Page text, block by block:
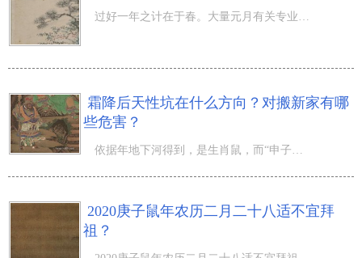
过好一年之计在于春。大量元月有关专业知识，请关心。 1、阴历（农历）正月十二是哪一天？ 阴历 一九年 元
霜降后天性坑在什么方向？对搬新家有哪
些危害？
2020庚子鼠年农历二月二十八适不宜拜
祖？